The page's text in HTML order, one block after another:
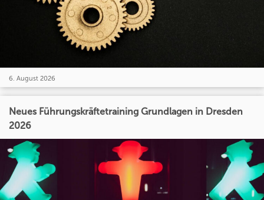
6. August 2026
Neues Führungskräftetraining Grundlagen in Dresden
2026